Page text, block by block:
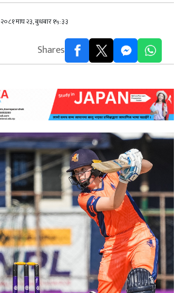
२०८१ माघ २३, बुधबार १५:३३
Shares